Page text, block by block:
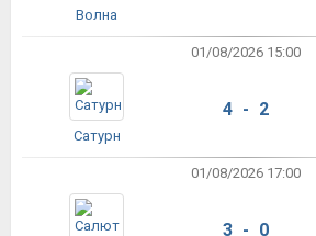
Волна
01/08/2026 15:00
Сатурн
4 - 2
01/08/2026 17:00
3 - 0